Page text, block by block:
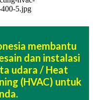
membantu
dan instalasi
udara / Heat
(HVAC) untuk